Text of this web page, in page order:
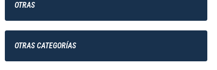
OTRAS
OTRAS CATEGORÍAS